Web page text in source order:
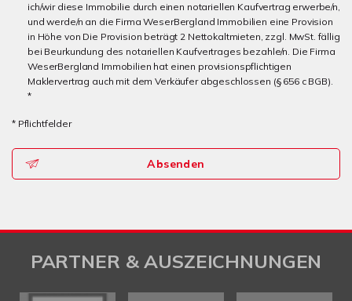
ich/wir diese Immobilie durch einen notariellen Kaufvertrag erwerbe/n,
und werde/n an die Firma WeserBergland Immobilien eine Provision
in Höhe von Die Provision beträgt 2 Nettokaltmieten, zzgl. MwSt. fällig
bei Beurkundung des notariellen Kaufvertrages bezahle/n. Die Firma
WeserBergland Immobilien hat einen provisionspflichtigen
Maklervertrag auch mit dem Verkäufer abgeschlossen (§ 656 c BGB).
*
* Pflichtfelder
Absenden
PARTNER & AUSZEICHNUNGEN